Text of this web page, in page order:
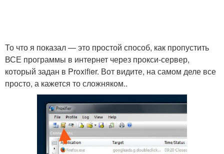
То что я показал — это простой способ, как пропустить
ВСЕ программы в интернет через прокси-сервер,
который задан в Proxifier. Вот видите, на самом деле все
просто, а кажется то сложняком..